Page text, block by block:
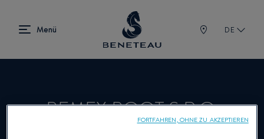
DE
BEMEX BOOT S.R.O.
FORTFAHREN, OHNE ZU AKZEPTIEREN